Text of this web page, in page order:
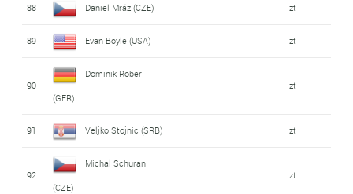
88 Daniel Mráz (CZE) zt
89 Evan Boyle (USA) zt
90
Dominik Röber
(GER)
zt
91 Veljko Stojnic (SRB) zt
92
Michal Schuran
(CZE)
zt